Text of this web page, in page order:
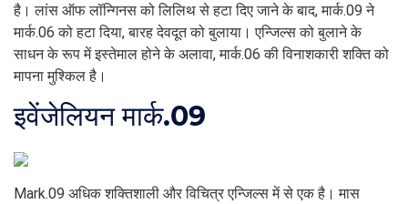
है। लांस ऑफ लॉन्गिनस को लिलिथ से हटा दिए जाने के बाद, मार्क.09 ने
मार्क.06 को हटा दिया, बारह देवदूत को बुलाया। एन्जिल्स को बुलाने के
साधन के रूप में इस्तेमाल होने के अलावा, मार्क.06 की विनाशकारी शक्ति को
मापना मुश्किल है।
इवेंजेलियन मार्क.09
Mark.09 अधिक शक्तिशाली और विचित्र एन्जिल्स में से एक है। मास